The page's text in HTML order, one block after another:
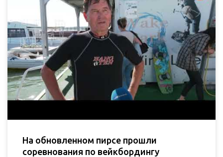
На обновленном пирсе прошли
соревнования по вейкбордингу